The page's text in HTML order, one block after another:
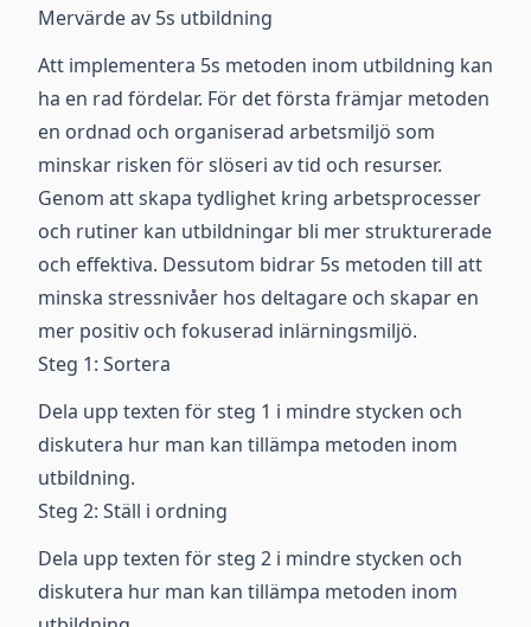
Mervärde av 5s utbildning
Att implementera 5s metoden inom utbildning kan
ha en rad fördelar. För det första främjar metoden
en ordnad och organiserad arbetsmiljö som
minskar risken för slöseri av tid och resurser.
Genom att skapa tydlighet kring arbetsprocesser
och rutiner kan utbildningar bli mer strukturerade
och effektiva. Dessutom bidrar 5s metoden till att
minska stressnivåer hos deltagare och skapar en
mer positiv och fokuserad inlärningsmiljö.
Steg 1: Sortera
Dela upp texten för steg 1 i mindre stycken och
diskutera hur man kan tillämpa metoden inom
utbildning.
Steg 2: Ställ i ordning
Dela upp texten för steg 2 i mindre stycken och
diskutera hur man kan tillämpa metoden inom